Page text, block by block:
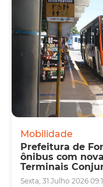
Mobilidade
Prefeitura de
ônibus com
Terminais
Sexta, 31 Julho 2026